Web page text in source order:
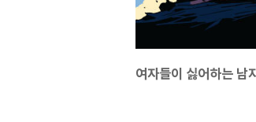
여자들이 싫어하는